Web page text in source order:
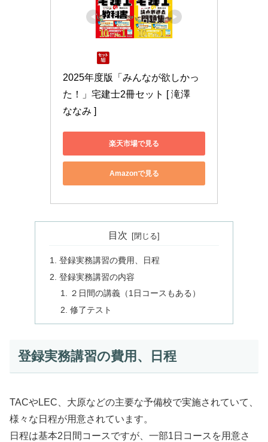
2025年度版「みんなが欲しかっ
た！」宅建士2冊セット [ 滝澤
ななみ ]
楽天市場で見る
Amazonで見る
目次
登録実務講習の費用、日程
登録実務講習の内容
２日間の講義（1日コースもある）
修了テスト
登録実務講習の費用、日程
TACやLEC、大原などの主要な予備校で実施されていて、
様々な日程が用意されています。
日程は基本2日間コースですが、一部1日コースを用意さ